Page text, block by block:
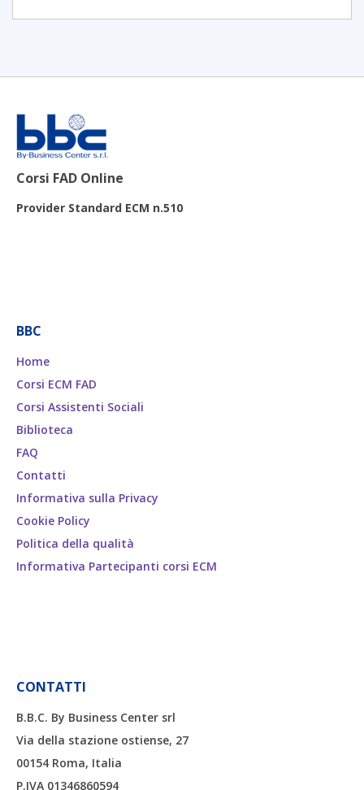
Corsi FAD Online
Provider Standard ECM n.510
BBC
Home
Corsi ECM FAD
Corsi Assistenti Sociali
Biblioteca
FAQ
Contatti
Informativa sulla Privacy
Cookie Policy
Politica della qualità
Informativa Partecipanti corsi ECM
CONTATTI
B.B.C. By Business Center srl
Via della stazione ostiense, 27
00154 Roma, Italia
P.IVA 01346860594